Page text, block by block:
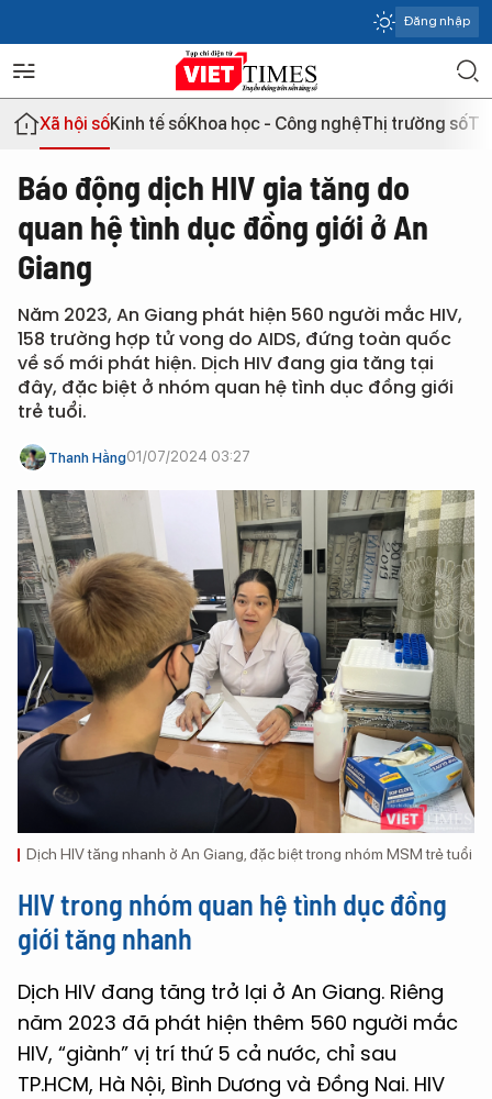
Đăng nhập
Xã hội sốKinh tế sốKhoa học - Công nghệThị trường số
Báo động dịch HIV gia tăng do
quan hệ tình dục đồng giới ở An
Giang
Năm 2023, An Giang phát hiện 560 người mắc HIV,
158 trường hợp tử vong do AIDS, đứng toàn quốc
về số mới phát hiện. Dịch HIV đang gia tăng tại
đây, đặc biệt ở nhóm quan hệ tình dục đồng giới
trẻ tuổi.
Thanh Hằng01/07/2024 03:27
Dịch HIV tăng nhanh ở An Giang, đặc biệt trong nhóm MSM trẻ tuổi
HIV trong nhóm quan hệ tình dục đồng
giới tăng nhanh
Dịch HIV đang tăng trở lại ở An Giang. Riêng
năm 2023 đã phát hiện thêm 560 người mắc
HIV, “giành” vị trí thứ 5 cả nước, chỉ sau
TP.HCM, Hà Nội, Bình Dương và Đồng Nai. HIV